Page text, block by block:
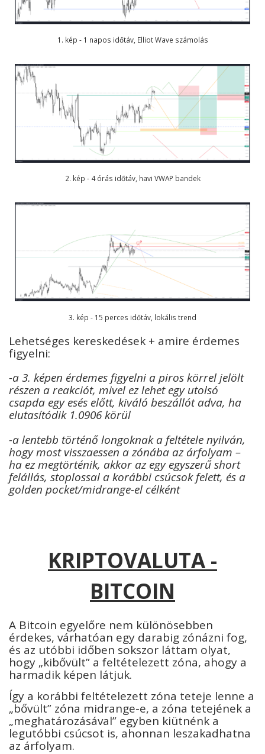
1. kép - 1 napos időtáv, Elliot Wave számolás
2. kép - 4 órás időtáv, havi VWAP bandek
3. kép - 15 perces időtáv, lokális trend
Lehetséges kereskedések + amire érdemes
figyelni:
-a 3. képen érdemes figyelni a piros körrel jelölt
részen a reakciót, mivel ez lehet egy utolsó
csapda egy esés előtt, kiváló beszállót adva, ha
elutasítódik 1.0906 körül
-a lentebb történő longoknak a feltétele nyilván,
hogy most visszaessen a zónába az árfolyam –
ha ez megtörténik, akkor az egy egyszerű short
felállás, stoplossal a korábbi csúcsok felett, és a
golden pocket/midrange-el célként
KRIPTOVALUTA -
BITCOIN
A Bitcoin egyelőre nem különösebben
érdekes, várhatóan egy darabig zónázni fog,
és az utóbbi időben sokszor láttam olyat,
hogy „kibővült” a feltételezett zóna, ahogy a
harmadik képen látjuk.
Így a korábbi feltételezett zóna teteje lenne a
„bővült” zóna midrange-e, a zóna tetejének a
„meghatározásával” egyben kiütnénk a
legutóbbi csúcsot is, ahonnan leszakadhatna
az árfolyam.